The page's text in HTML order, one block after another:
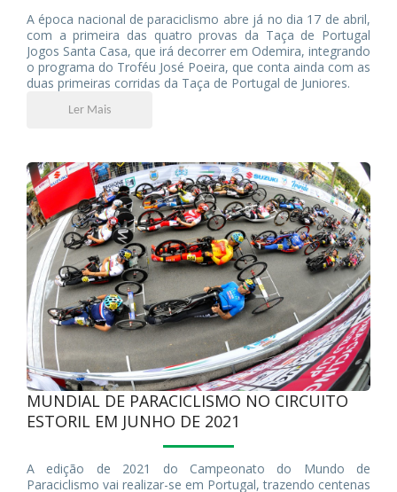
A época nacional de paraciclismo abre já no dia 17 de abril,
com a primeira das quatro provas da Taça de Portugal
Jogos Santa Casa, que irá decorrer em Odemira, integrando
o programa do Troféu José Poeira, que conta ainda com as
duas primeiras corridas da Taça de Portugal de Juniores.
Ler Mais
MUNDIAL DE PARACICLISMO NO CIRCUITO
ESTORIL EM JUNHO DE 2021
A edição de 2021 do Campeonato do Mundo de
Paraciclismo vai realizar-se em Portugal, trazendo centenas